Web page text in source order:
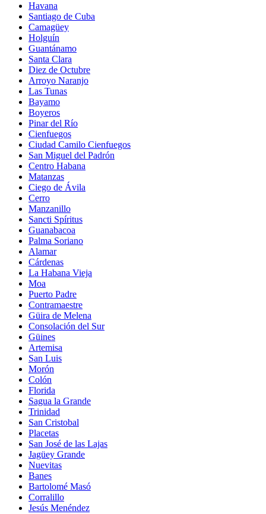
Havana
Santiago de Cuba
Camagüey
Holguín
Guantánamo
Santa Clara
Diez de Octubre
Arroyo Naranjo
Las Tunas
Bayamo
Boyeros
Pinar del Río
Cienfuegos
Ciudad Camilo Cienfuegos
San Miguel del Padrón
Centro Habana
Matanzas
Ciego de Ávila
Cerro
Manzanillo
Sancti Spíritus
Guanabacoa
Palma Soriano
Alamar
Cárdenas
La Habana Vieja
Moa
Puerto Padre
Contramaestre
Güira de Melena
Consolación del Sur
Güines
Artemisa
San Luis
Morón
Colón
Florida
Sagua la Grande
Trinidad
San Cristobal
Placetas
San José de las Lajas
Jagüey Grande
Nuevitas
Banes
Bartolomé Masó
Corralillo
Jesús Menéndez